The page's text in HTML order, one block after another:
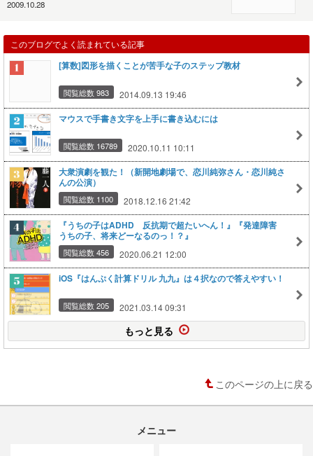
2009.10.28
このブログでよく読まれている記事
[算数]図形を描くことが苦手な子のステップ教材
閲覧総数 983 2014.09.13 19:46
マウスで手書き文字を上手に書き込むには
閲覧総数 16789 2020.10.11 10:11
大衆演劇を観た！（新開地劇場で、恋川純弥さん・恋川純さ
んの公演）
閲覧総数 1100 2018.12.16 21:42
『うちの子はADHD 反抗期で超たいへん！』『発達障害
うちの子、将来どーなるのっ！？』
閲覧総数 456 2020.06.21 12:00
iOS『はんぷく計算ドリル 九九』は４択なので答えやすい！
閲覧総数 205 2021.03.14 09:31
もっと見る
このページの上に戻る
メニュー